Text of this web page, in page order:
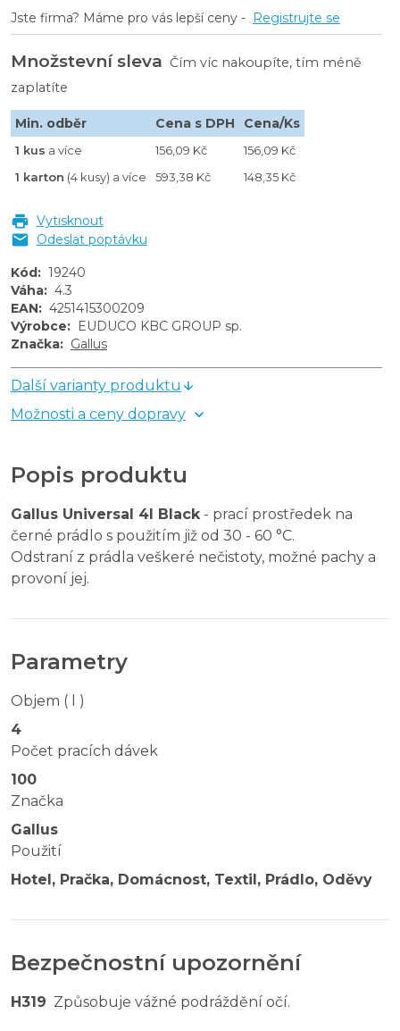
Jste firma? Máme pro vás lepší ceny - Registrujte se
Množstevní sleva Čím víc nakoupíte, tím méně
zaplatíte
Min. odběr Cena s DPH Cena/Ks
1 kus a více 156,09 Kč
156,09 Kč
1 karton (4 kusy) a více 593,38 Kč 148,35 Kč
Vytisknout
Odeslat poptávku
Kód: 19240
Váha: 4.3
EAN: 4251415300209
Výrobce: EUDUCO KBC GROUP sp.
Značka: Gallus
Další varianty produktu
Možnosti a ceny dopravy
Popis produktu
Gallus Universal 4l Black - prací prostředek na
černé prádlo s použitím již od 30 - 60 °C.
Odstraní z prádla veškeré nečistoty, možné pachy a
provoní jej.
Parametry
Objem ( l )
4
Počet pracích dávek
100
Značka
Gallus
Použití
Hotel, Pračka, Domácnost, Textil, Prádlo, Oděvy
Bezpečnostní upozornění
H319 Způsobuje vážné podráždění očí.